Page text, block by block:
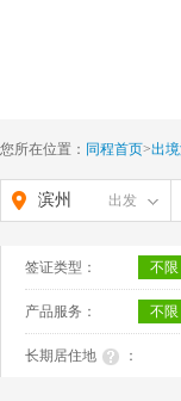
您所在位置： 同程首页>出
滨州 出发
签证类型： 不限
产品服务： 不限
长期居住地 ：